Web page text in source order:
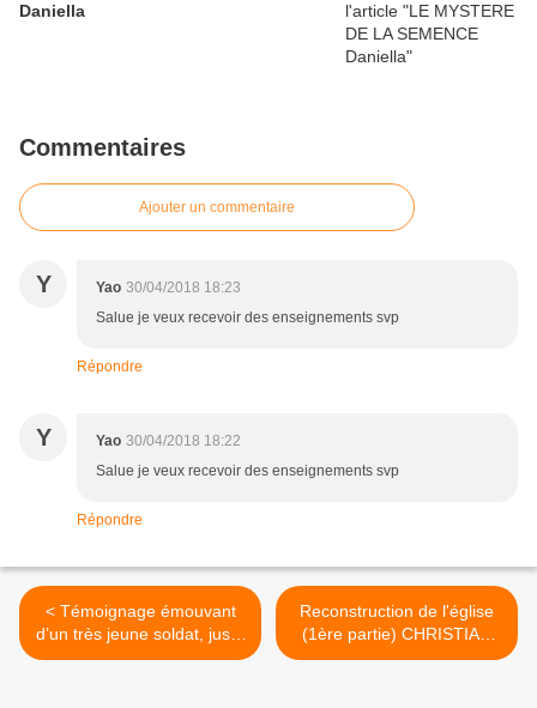
Daniella
Commentaires
Ajouter un commentaire
Y Yao 30/04/2018 18:23
Salue je veux recevoir des enseignements svp
Répondre
Y Yao 30/04/2018 18:22
Salue je veux recevoir des enseignements svp
Répondre
< Témoignage émouvant
d’un très jeune soldat, juste
avant sa mort…
Reconstruction de l'église
(1ère partie) CHRISTIAN
PELLONE >